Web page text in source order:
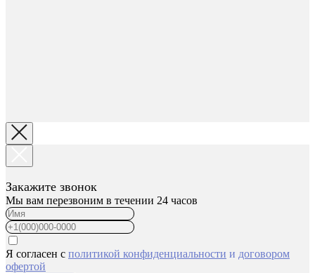
Закажите звонок
Мы вам перезвоним в течении 24 часов
Я согласен с политикой конфиденциальности и договором
офертой